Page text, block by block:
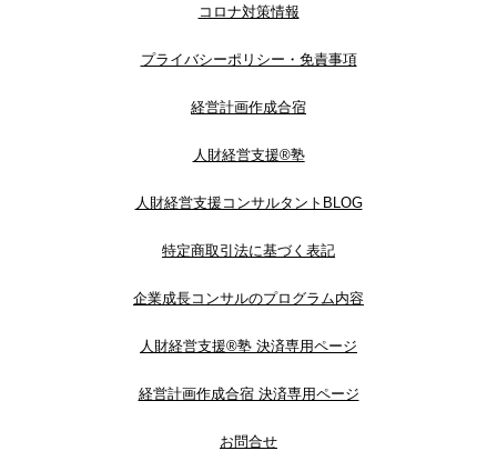
コロナ対策情報
プライバシーポリシー・免責事項
経営計画作成合宿
人財経営支援®︎塾
人財経営支援コンサルタントBLOG
特定商取引法に基づく表記
企業成長コンサルのプログラム内容
人財経営支援®︎塾 決済専用ページ
経営計画作成合宿 決済専用ページ
お問合せ